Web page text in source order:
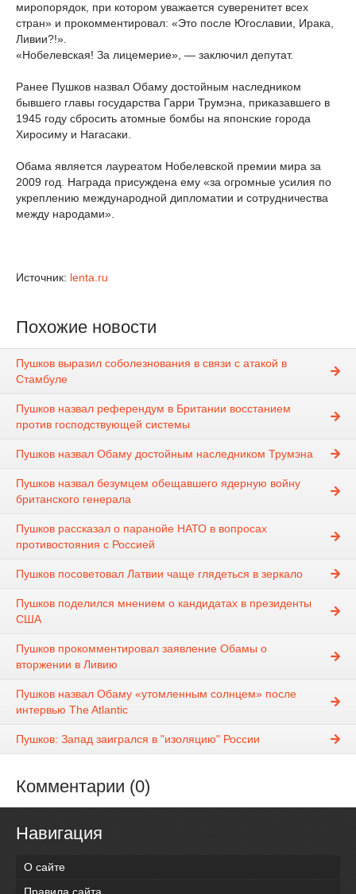
миропорядок, при котором уважается суверенитет всех
стран» и прокомментировал: «Это после Югославии, Ирака,
Ливии?!».
«Нобелевская! За лицемерие», — заключил депутат.
Ранее Пушков назвал Обаму достойным наследником
бывшего главы государства Гарри Трумэна, приказавшего в
1945 году сбросить атомные бомбы на японские города
Хиросиму и Нагасаки.
Обама является лауреатом Нобелевской премии мира за
2009 год. Награда присуждена ему «за огромные усилия по
укреплению международной дипломатии и сотрудничества
между народами».
Источник: lenta.ru
Похожие новости
Пушков выразил соболезнования в связи с атакой в
Стамбуле
Пушков назвал референдум в Британии восстанием
против господствующей системы
Пушков назвал Обаму достойным наследником Трумэна
Пушков назвал безумцем обещавшего ядерную войну
британского генерала
Пушков рассказал о паранойе НАТО в вопросах
противостояния с Россией
Пушков посоветовал Латвии чаще глядеться в зеркало
Пушков поделился мнением о кандидатах в президенты
США
Пушков прокомментировал заявление Обамы о
вторжении в Ливию
Пушков назвал Обаму «утомленным солнцем» после
интервью The Atlantic
Пушков: Запад заигрался в "изоляцию" России
Комментарии (0)
Навигация
О сайте
Правила сайта